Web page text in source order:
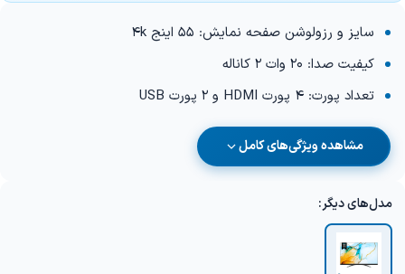
سایز و رزولوشن صفحه نمایش: 55 اینج 4k
کیفیت صدا: 20 وات 2 کاناله
تعداد پورت: 4 پورت HDMI و 2 پورت USB
مشاهده ویژگی‌های کامل
مدل‌های دیگر: